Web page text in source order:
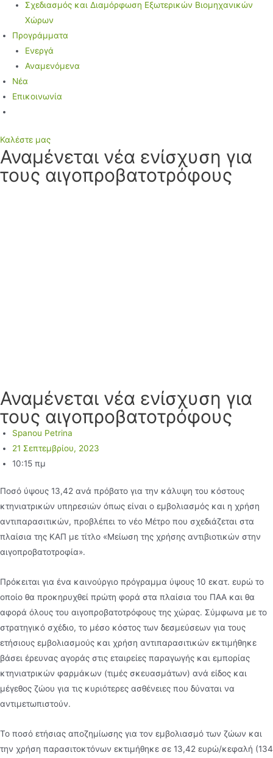
Σχεδιασμός και Διαμόρφωση Εξωτερικών Βιομηχανικών
Χώρων
Προγράμματα
Ενεργά
Αναμενόμενα
Νέα
Επικοινωνία
Καλέστε μας
Αναμένεται νέα ενίσχυση για
τους αιγοπροβατοτρόφους
Αναμένεται νέα ενίσχυση για
τους αιγοπροβατοτρόφους
Spanou Petrina
21 Σεπτεμβρίου, 2023
10:15 πμ
Ποσό ύψους 13,42 ανά πρόβατο για την κάλυψη του κόστους
κτηνιατρικών υπηρεσιών όπως είναι ο εµβολιασµός και η χρήση
αντιπαρασιτικών, προβλέπει το νέο Μέτρο που σχεδιάζεται στα
πλαίσια της ΚΑΠ µε τίτλο «Μείωση της χρήσης αντιβιοτικών στην
αιγοπροβατοτροφία».
Πρόκειται για ένα καινούργιο πρόγραµµα ύψους 10 εκατ. ευρώ το
οποίο θα προκηρυχθεί πρώτη φορά στα πλαίσια του ΠΑΑ και θα
αφορά όλους του αιγοπροβατοτρόφους της χώρας. Σύµφωνα µε το
στρατηγικό σχέδιο, το µέσο κόστος των δεσµεύσεων για τους
ετήσιους εµβολιασµούς και χρήση αντιπαρασιτικών εκτιµήθηκε
βάσει έρευνας αγοράς στις εταιρείες παραγωγής και εµπορίας
κτηνιατρικών φαρµάκων (τιµές σκευασµάτων) ανά είδος και
µέγεθος ζώου για τις κυριότερες ασθένειες που δύναται να
αντιµετωπιστούν.
Το ποσό ετήσιας αποζηµίωσης για τον εµβολιασµό των ζώων και
την χρήση παρασιτοκτόνων εκτιµήθηκε σε 13,42 ευρώ/κεφαλή (134